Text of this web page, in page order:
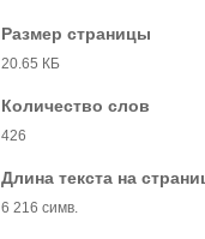
Размер страницы
20.65 КБ
Количество слов
426
Длина текста на
6 216 симв.